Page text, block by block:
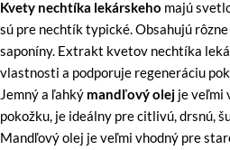
Kvety nechtíka lekárskeho majú
sú pre nechtík typické. Obsahujú
saponíny. Extrakt kvetov nechtíka
vlastnosti a podporuje regeneráciu
Jemný a ľahký mandľový olej je veľmi
pokožku, je ideálny pre citlivú, drsnú,
Mandľový olej je veľmi vhodný pre